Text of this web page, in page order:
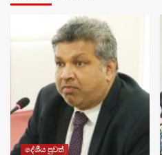
දේශීය පුවත්